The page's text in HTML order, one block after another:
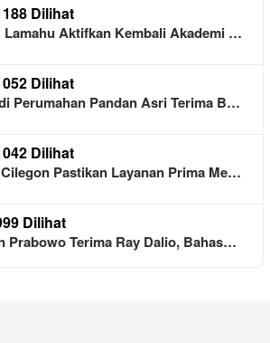
Dilihat
Lamahu Aktifkan Kembali Akademi …
Dilihat
Perumahan Pandan Asri Terima B…
Dilihat
Pastikan Layanan Prima Me…
Dilihat
Prabowo Terima Ray Dalio, Bahas…